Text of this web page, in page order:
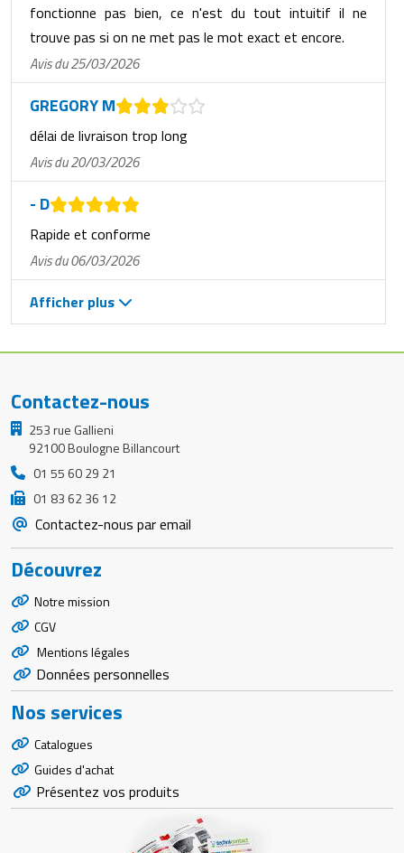
fonctionne pas bien, ce n'est du tout intuitif il ne
trouve pas si on ne met pas le mot exact et encore.
Avis du 25/03/2026
GREGORY M
délai de livraison trop long
Avis du 20/03/2026
- D
Rapide et conforme
Avis du 06/03/2026
Afficher plus
Contactez-nous
253 rue Gallieni
92100 Boulogne Billancourt
01 55 60 29 21
01 83 62 36 12
Contactez-nous par email
Découvrez
Notre mission
CGV
Mentions légales
Données personnelles
Nos services
Catalogues
Guides d'achat
Présentez vos produits